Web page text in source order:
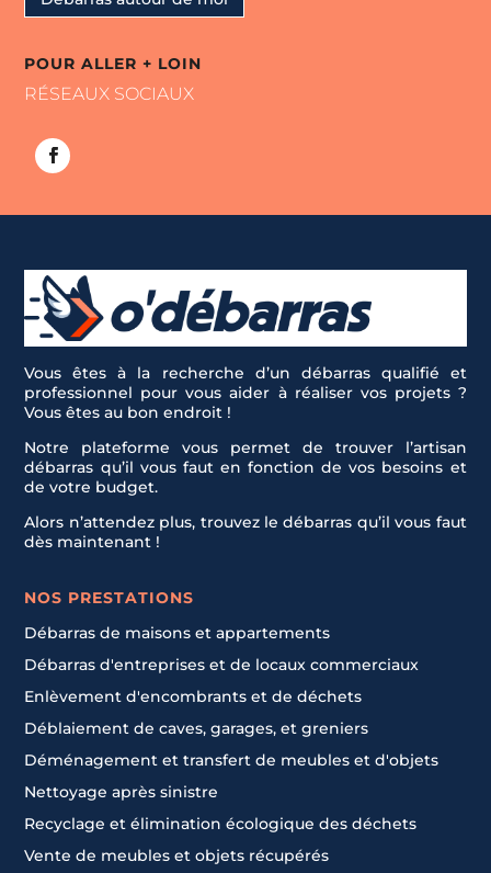
POUR ALLER + LOIN
RÉSEAUX SOCIAUX
Vous êtes à la recherche d’un débarras qualifié et
professionnel pour vous aider à réaliser vos projets ?
Vous êtes au bon endroit !
Notre plateforme vous permet de trouver l’artisan
débarras qu’il vous faut en fonction de vos besoins et
de votre budget.
Alors n’attendez plus, trouvez le débarras qu’il vous faut
dès maintenant !
NOS PRESTATIONS
Débarras de maisons et appartements
Débarras d'entreprises et de locaux commerciaux
Enlèvement d'encombrants et de déchets
Déblaiement de caves, garages, et greniers
Déménagement et transfert de meubles et d'objets
Nettoyage après sinistre
Recyclage et élimination écologique des déchets
Vente de meubles et objets récupérés